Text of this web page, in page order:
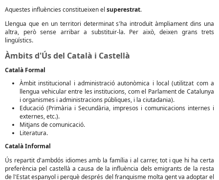
Aquestes influències constitueixen el superestrat.
Llengua que en un territori determinat s'ha introduït àmpliament dins una
altra, però sense arribar a substituir-la. Per això, deixen grans trets
lingüístics.
Àmbits d'Ús del Català i Castellà
Català Formal
Àmbit institucional i administració autonòmica i local (utilitzat com a
llengua vehicular entre les institucions, com el Parlament de Catalunya
i organismes i administracions públiques, i la ciutadania).
Educació (Primària i Secundària, impresos i comunicacions internes i
externes, etc.).
Mitjans de comunicació.
Literatura.
Català Informal
Ús repartit d'ambdós idiomes amb la família i al carrer, tot i que hi ha certa
preferència pel castellà a causa de la influència dels emigrants de la resta
de l'Estat espanyol i perquè després del franquisme molta gent va adoptar el